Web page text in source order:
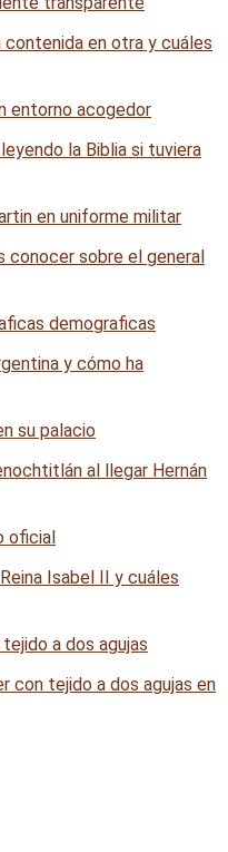
en otra y cuáles
la Biblia si tuviera
sobre el general
y cómo ha
al llegar Hernán
Isabel II y cuáles
con tejido a dos agujas en